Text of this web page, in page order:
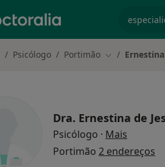
Psicólogo Portimão Mudar de
Dra. Ernestina de
Psicólogo · Mais
Portimão 2 endereços